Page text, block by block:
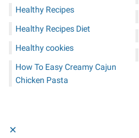
Healthy Recipes
Healthy Recipes Diet
Healthy cookies
How To Easy Creamy Cajun
Chicken Pasta
✕